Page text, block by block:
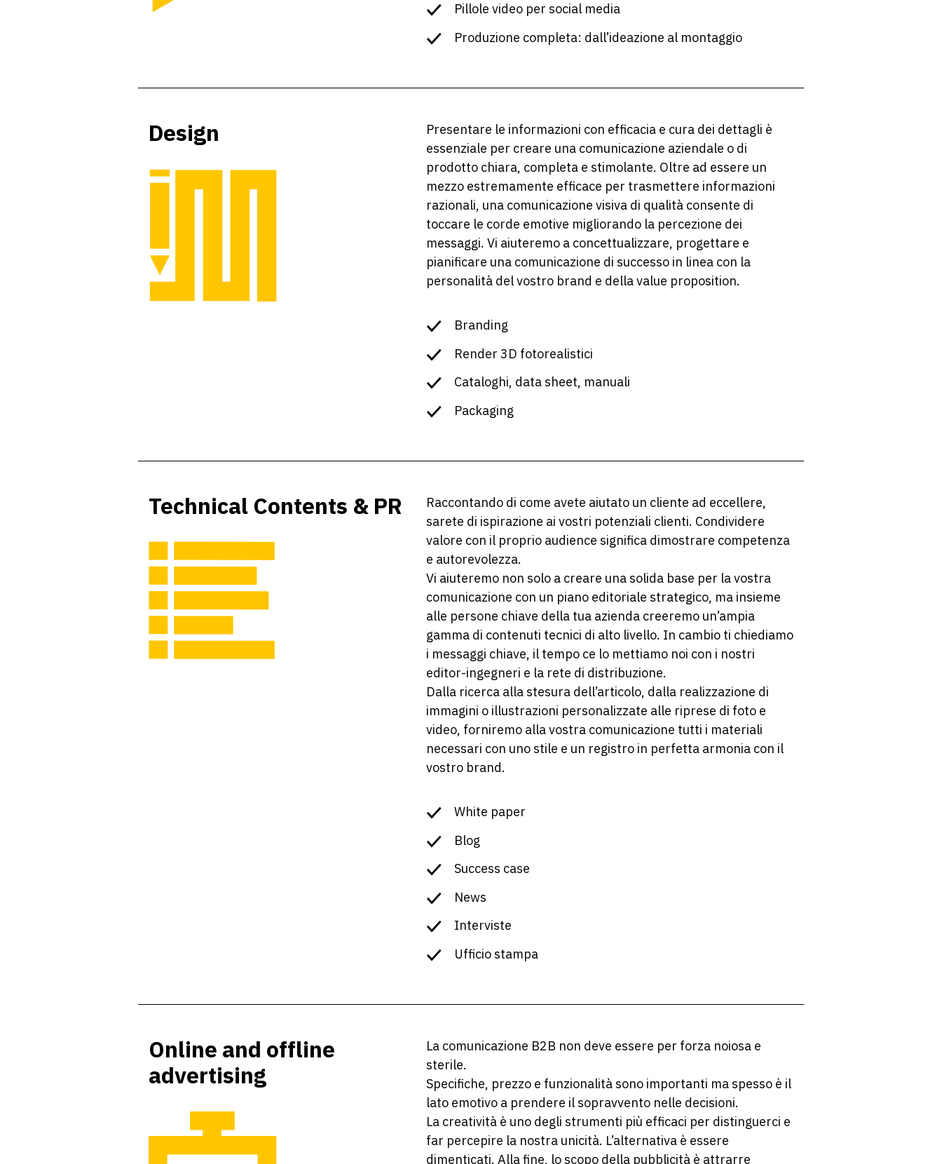
Pillole video per social media
Produzione completa: dall’ideazione al montaggio
Design
Presentare le informazioni con efficacia e cura dei dettagli è
essenziale per creare una comunicazione aziendale o di
prodotto chiara, completa e stimolante. Oltre ad essere un
mezzo estremamente efficace per trasmettere informazioni
razionali, una comunicazione visiva di qualità consente di
toccare le corde emotive migliorando la percezione dei
messaggi. Vi aiuteremo a concettualizzare, progettare e
pianificare una comunicazione di successo in linea con la
personalità del vostro brand e della value proposition.
Branding
Render 3D fotorealistici
Cataloghi, data sheet, manuali
Packaging
Technical Contents & PR
Raccontando di come avete aiutato un cliente ad eccellere,
sarete di ispirazione ai vostri potenziali clienti. Condividere
valore con il proprio audience significa dimostrare competenza
e autorevolezza.
Vi aiuteremo non solo a creare una solida base per la vostra
comunicazione con un piano editoriale strategico, ma insieme
alle persone chiave della tua azienda creeremo un’ampia
gamma di contenuti tecnici di alto livello. In cambio ti chiediamo
i messaggi chiave, il tempo ce lo mettiamo noi con i nostri
editor-ingegneri e la rete di distribuzione.
Dalla ricerca alla stesura dell’articolo, dalla realizzazione di
immagini o illustrazioni personalizzate alle riprese di foto e
video, forniremo alla vostra comunicazione tutti i materiali
necessari con uno stile e un registro in perfetta armonia con il
vostro brand.
White paper
Blog
Success case
News
Interviste
Ufficio stampa
Online and offline
advertising
La comunicazione B2B non deve essere per forza noiosa e
sterile.
Specifiche, prezzo e funzionalità sono importanti ma spesso è il
lato emotivo a prendere il sopravvento nelle decisioni.
La creatività è uno degli strumenti più efficaci per distinguerci e
far percepire la nostra unicità. L’alternativa è essere
dimenticati. Alla fine, lo scopo della pubblicità è attrarre